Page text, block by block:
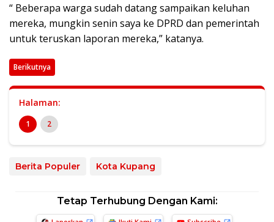
“ Beberapa warga sudah datang sampaikan keluhan
mereka, mungkin senin saya ke DPRD dan pemerintah
untuk teruskan laporan mereka,” katanya.
Berikutnya
Halaman:
1 2
Berita Populer Kota Kupang
Tetap Terhubung Dengan Kami: